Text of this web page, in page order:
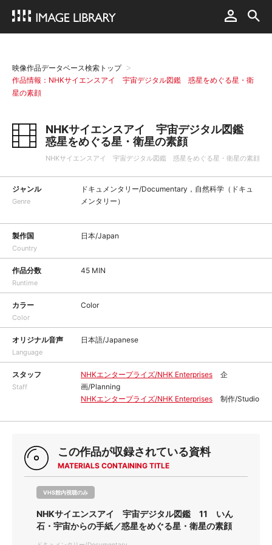
映像作品データベース検索トップ
作品情報：NHKサイエンスアイ 宇宙デジタル図鑑 惑星をめぐる星・衛
星の素顔
NHKサイエンスアイ 宇宙デジタル図鑑
惑星をめぐる星・衛星の素顔
NHKサイエンスアイ 宇宙デジタル図鑑 惑星をめぐる星・衛星の素顔
ジャンル
Genre
ドキュメンタリー/Documentary，自然科学（ドキュ
メンタリー）
製作国
Country
日本/Japan
作品分数
Runtime
45 MIN
カラー
Color
Color
オリジナル音声
Language
日本語/Japanese
スタッフ
Staff
NHKエンタープライズ/NHK Enterprises
企
画/Planning
NHKエンタープライズ/NHK Enterprises
制作/Studio
この作品が収録されている資料
MATERIALS CONTAINING TITLE
VHS館内視聴のみ
NHKサイエンスアイ 宇宙デジタル図鑑 11 いん
石・宇宙からの手紙／惑星をめぐる星・衛星の素顔